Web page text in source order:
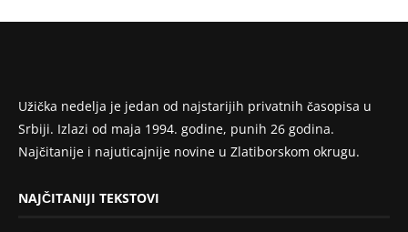
Užička nedelja je jedan od najstarijih privatnih časopisa u
Srbiji. Izlazi od maja 1994. godine, punih 26 godina.
Najčitanije i najuticajnije novine u Zlatiborskom okrugu.
NAJČITANIJI TEKSTOVI